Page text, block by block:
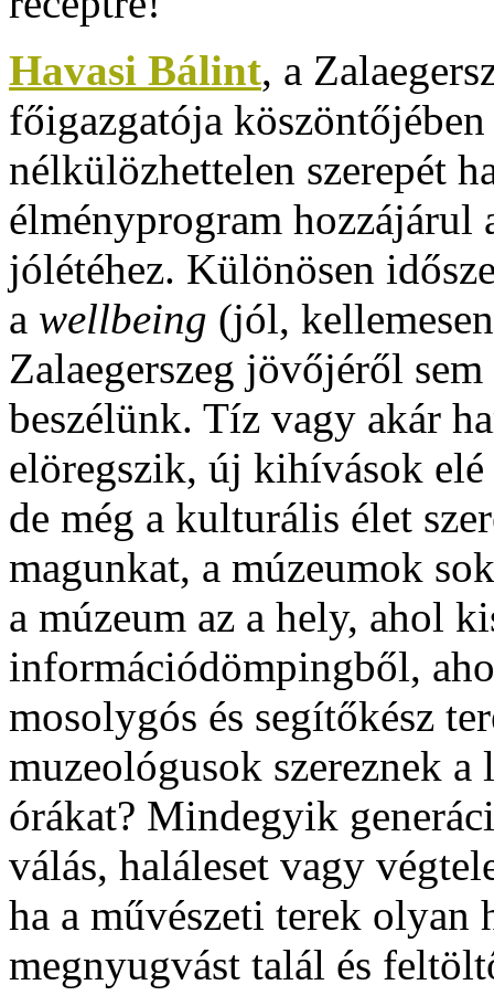
Havasi Bálint, a
főigazgatója
nélkülözhettelen szerepét
élményprogram hozzájárul
jólétéhez. Különösen
a wellbeing (jól,
Zalaegerszeg jövőjéről
beszélünk. Tíz vagy akár
elöregszik, új kihívások elé
de még a kulturális élet
magunkat, a múzeumok
a múzeum az a hely, ahol
információdömpingből,
mosolygós és segítőkész
muzeológusok szereznek
órákat? Mindegyik
válás, haláleset vagy
ha a művészeti terek olyan
megnyugvást talál és